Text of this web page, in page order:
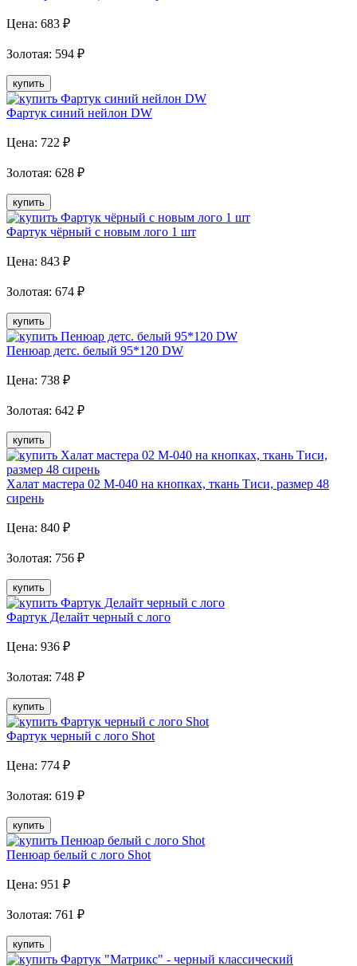
Цена: 683 ₽
Золотая: 594 ₽
купить
Фартук синий нейлон DW
Цена: 722 ₽
Золотая: 628 ₽
купить
Фартук чёрный с новым лого 1 шт
Цена: 843 ₽
Золотая: 674 ₽
купить
Пенюар детс. белый 95*120 DW
Цена: 738 ₽
Золотая: 642 ₽
купить
Халат мастера 02 М-040 на кнопках, ткань Тиси, размер 48
сирень
Цена: 840 ₽
Золотая: 756 ₽
купить
Фартук Делайт черный с лого
Цена: 936 ₽
Золотая: 748 ₽
купить
Фартук черный с лого Shot
Цена: 774 ₽
Золотая: 619 ₽
купить
Пенюар белый с лого Shot
Цена: 951 ₽
Золотая: 761 ₽
купить